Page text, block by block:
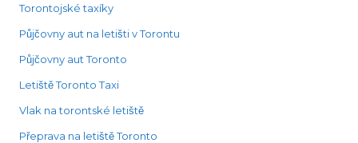
Torontojské taxíky
Půjčovny aut na letišti v Torontu
Půjčovny aut Toronto
Letiště Toronto Taxi
Vlak na torontské letiště
Přeprava na letiště Toronto